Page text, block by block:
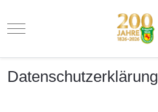
Mobile Menu Toggle
Datenschutzerklärung